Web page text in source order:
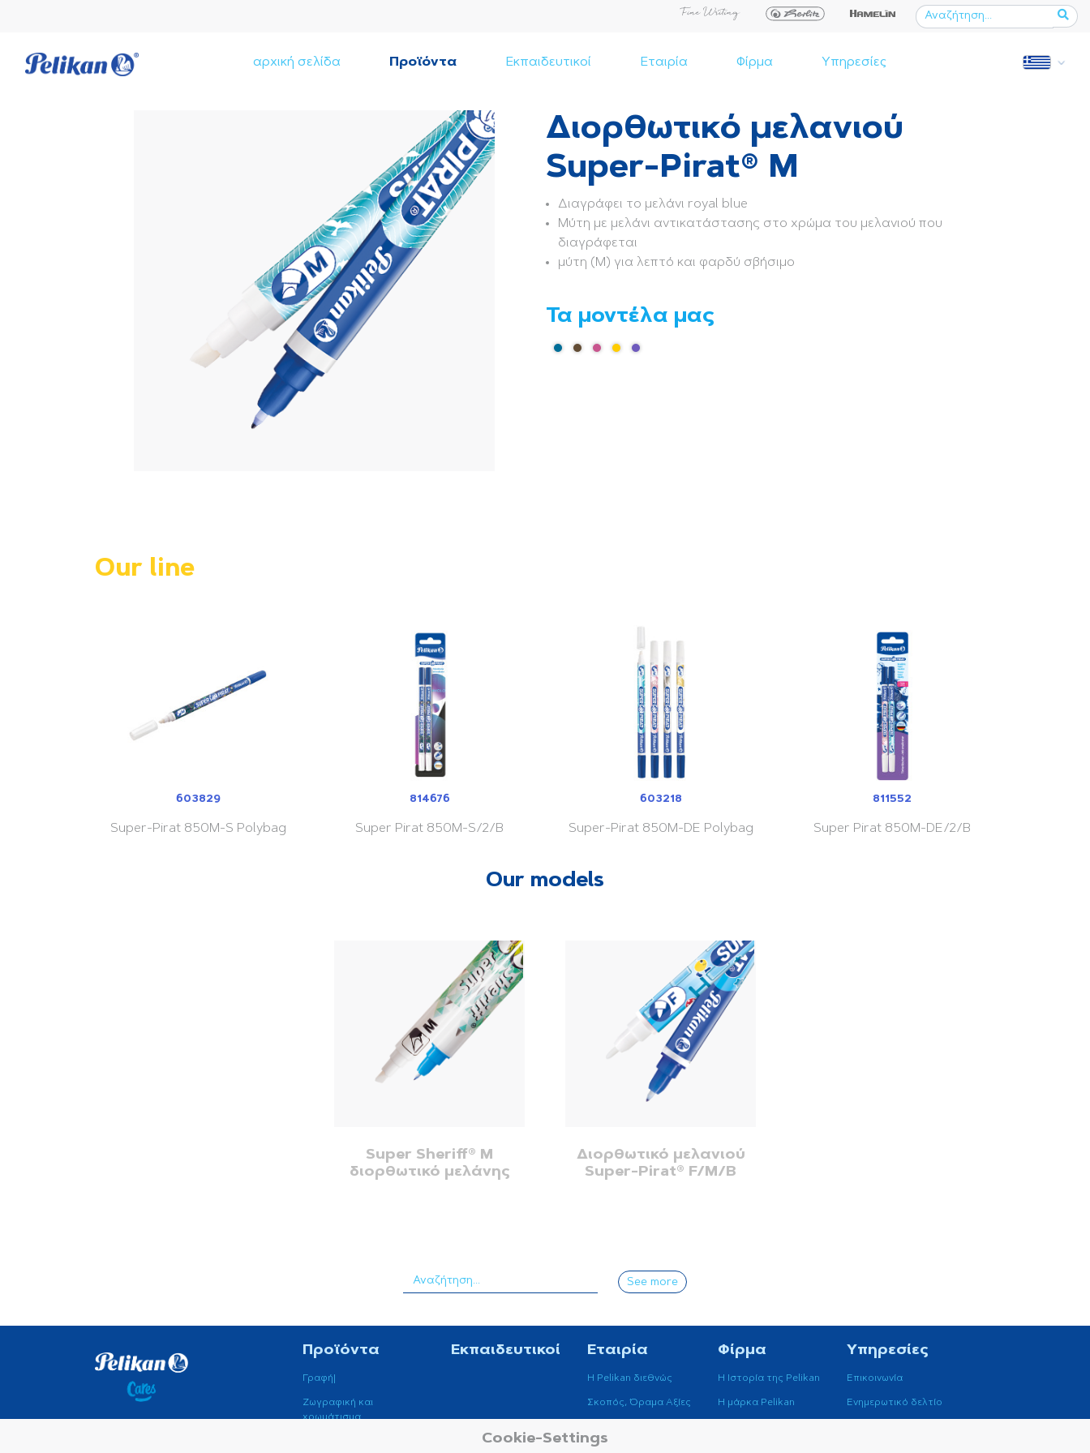
αρχική σελίδα Προϊόντα Εκπαιδευτικοί Εταιρία Φίρμα Υπηρεσίες
Διορθωτικό μελανιού
Super-Pirat® M
Διαγράφει το μελάνι royal blue
Μύτη με μελάνι αντικατάστασης στο χρώμα του μελανιού που
διαγράφεται
μύτη (M) για λεπτό και φαρδύ σβήσιμο
Τα μοντέλα μας
Our line
603829
Super-Pirat 850M-S Polybag
814676
Super Pirat 850M-S/2/B
603218
Super-Pirat 850M-DE Polybag
811552
Super Pirat 850M-DE/2/B
Our models
Super Sheriff® M
διορθωτικό μελάνης
Διορθωτικό μελανιού
Super-Pirat® F/M/B
See more
Προϊόντα
Γραφή|
Ζωγραφική και
χρωμάτισμα
Εκπαιδευτικοί Εταιρία
Η Pelikan διεθνώς
Σκοπός, Όραμα Αξίες
Φίρμα
H Ιστορία της Pelikan
H μάρκα Pelikan
Υπηρεσίες
Επικοινωνία
Ενημερωτικό δελτίο
Cookie-Settings